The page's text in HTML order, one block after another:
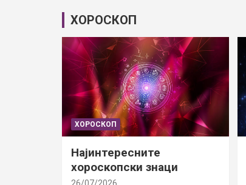
ХОРОСКОП
ХОРОСКОП
Најинтересните
хороскопски знаци